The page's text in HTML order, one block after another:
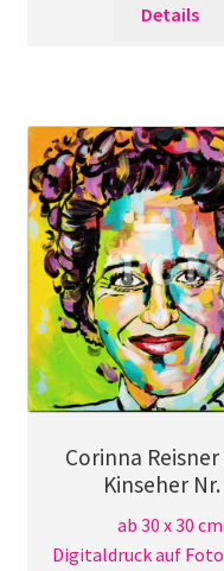
Details
Corinna Reisner
Kinseher Nr.
ab 30 x 30 cm
Digitaldruck auf